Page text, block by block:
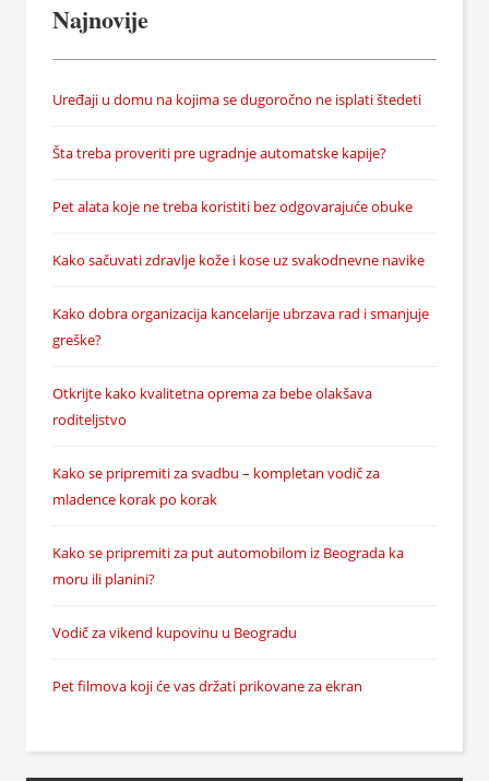
Najnovije
Uređaji u domu na kojima se dugoročno ne isplati štedeti
Šta treba proveriti pre ugradnje automatske kapije?
Pet alata koje ne treba koristiti bez odgovarajuće obuke
Kako sačuvati zdravlje kože i kose uz svakodnevne navike
Kako dobra organizacija kancelarije ubrzava rad i smanjuje
greške?
Otkrijte kako kvalitetna oprema za bebe olakšava
roditeljstvo
Kako se pripremiti za svadbu – kompletan vodič za
mladence korak po korak
Kako se pripremiti za put automobilom iz Beograda ka
moru ili planini?
Vodič za vikend kupovinu u Beogradu
Pet filmova koji će vas držati prikovane za ekran